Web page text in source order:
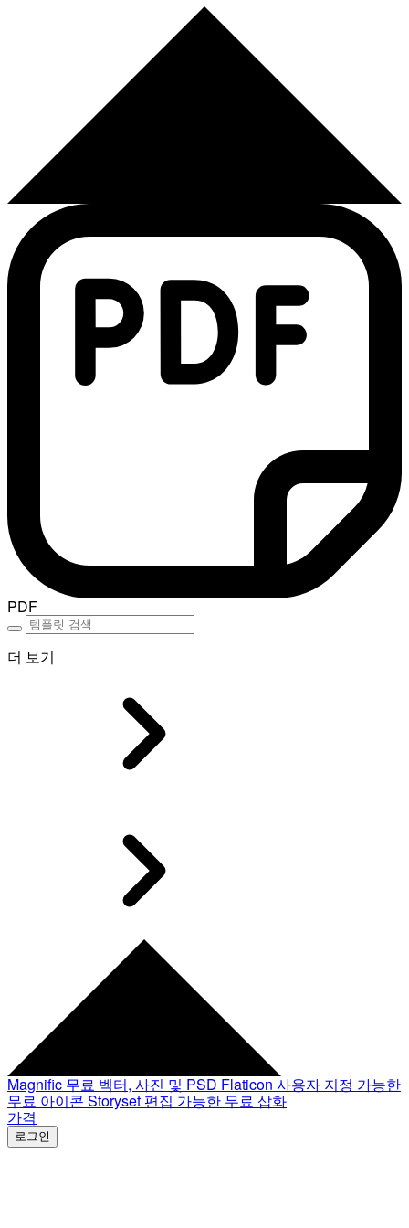
PDF
더 보기
Magnific 무료 벡터, 사진 및 PSD Flaticon 사용자 지정 가능한
무료 아이콘 Storyset 편집 가능한 무료 삽화
가격
로그인